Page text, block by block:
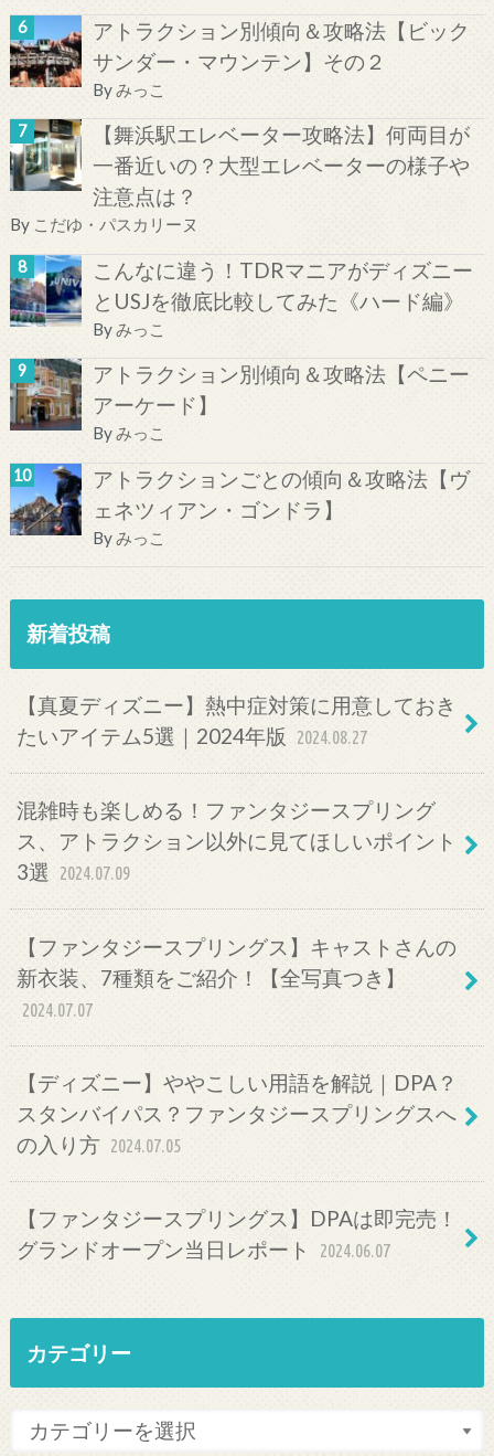
アトラクション別傾向＆攻略法【ビック
サンダー・マウンテン】その２
Byみっこ
【舞浜駅エレベーター攻略法】何両目が
一番近いの？大型エレベーターの様子や
注意点は？
By こだゆ・パスカリーヌ
こんなに違う！TDRマニアがディズニー
とUSJを徹底比較してみた《ハード編》
Byみっこ
アトラクション別傾向＆攻略法【ペニー
アーケード】
Byみっこ
アトラクションごとの傾向＆攻略法【ヴ
ェネツィアン・ゴンドラ】
Byみっこ
新着投稿
【真夏ディズニー】熱中症対策に用意しておき
たいアイテム5選｜2024年版
2024.08.27
混雑時も楽しめる！ファンタジースプリング
ス、アトラクション以外に見てほしいポイント
3選
2024.07.09
【ファンタジースプリングス】キャストさんの
新衣装、7種類をご紹介！【全写真つき】
2024.07.07
【ディズニー】ややこしい用語を解説｜DPA？
スタンバイパス？ファンタジースプリングスへ
の入り方 2024.07.05
【ファンタジースプリングス】DPAは即完売！
グランドオープン当日レポート
2024.06.07
カテゴリー